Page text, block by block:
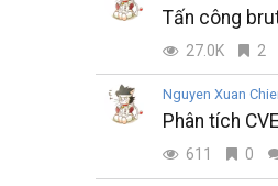
Tấn công
27.0K 2
Nguyen Xuan
Phân tích
611 0